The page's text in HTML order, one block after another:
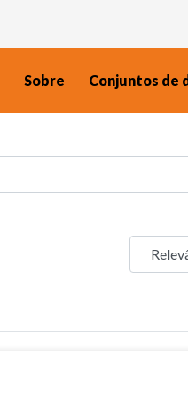
Sobre Conjuntos de